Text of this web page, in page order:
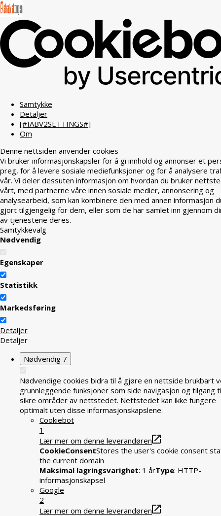
Samtykke
Detaljer
[#IABV2SETTINGS#]
Om
Denne nettsiden anvender cookies
Vi bruker informasjonskapsler for å gi innhold og annonser et
preg, for å levere sosiale mediefunksjoner og for å analysere
vår. Vi deler dessuten informasjon om hvordan du bruker
vårt, med partnerne våre innen sosiale medier, annonsering og
analysearbeid, som kan kombinere den med annen informasjon
gjort tilgjengelig for dem, eller som de har samlet inn gjennom
av tjenestene deres.
Samtykkevalg
Nødvendig
Egenskaper
Statistikk
Markedsføring
Detaljer
Detaljer
Nødvendig 7
Nødvendige cookies bidra til å gjøre en nettside brukbart
grunnleggende funksjoner som side navigasjon og tilgang
sikre områder av nettstedet. Nettstedet kan ikke fungere
optimalt uten disse informasjonskapslene.
Cookiebot
1
Lær mer om denne leverandøren
CookieConsentStores the user's cookie consent
the current domain
Maksimal lagringsvarighet: 1 årType: HTTP-
informasjonskapsel
Google
2
Lær mer om denne leverandøren